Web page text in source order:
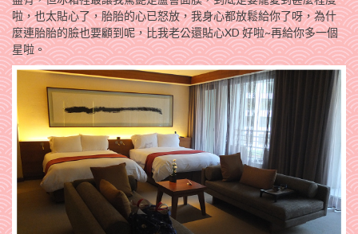
啦，也太貼心了，胎胎的心已怒放，我身心都放鬆給你了呀，為什
麼連胎胎的臉也要顧到呢，比我老公還貼心XD 好啦~再給你多一個
星啦。